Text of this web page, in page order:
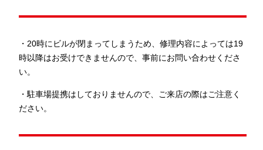
・20時にビルが閉まってしまうため、修理内容によっては19
時以降はお受けできませんので、事前にお問い合わせくださ
い。
・駐車場提携はしておりませんので、ご来店の際はご注意く
ださい。